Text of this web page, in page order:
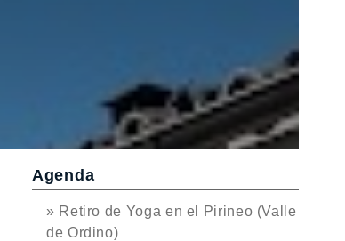
Agenda
» Retiro de Yoga en el Pirineo (Valle
de Ordino)